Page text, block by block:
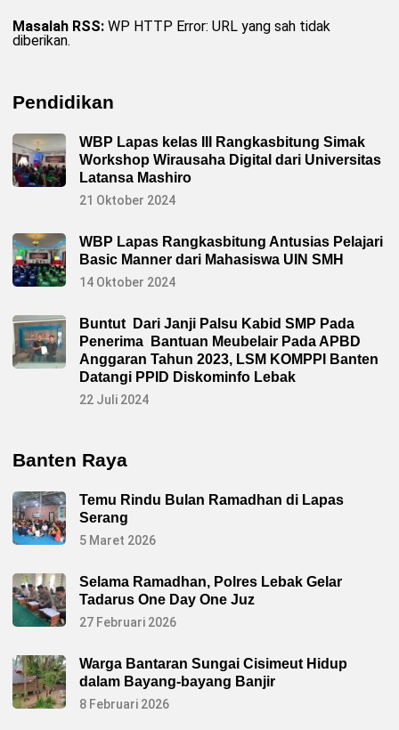
Masalah RSS: WP HTTP Error: URL yang sah tidak
diberikan.
Pendidikan
WBP Lapas kelas III Rangkasbitung Simak
Workshop Wirausaha Digital dari Universitas
Latansa Mashiro
21 Oktober 2024
WBP Lapas Rangkasbitung Antusias Pelajari
Basic Manner dari Mahasiswa UIN SMH
14 Oktober 2024
Buntut Dari Janji Palsu Kabid SMP Pada
Penerima Bantuan Meubelair Pada APBD
Anggaran Tahun 2023, LSM KOMPPI Banten
Datangi PPID Diskominfo Lebak
22 Juli 2024
Banten Raya
Temu Rindu Bulan Ramadhan di Lapas
Serang
5 Maret 2026
Selama Ramadhan, Polres Lebak Gelar
Tadarus One Day One Juz
27 Februari 2026
Warga Bantaran Sungai Cisimeut Hidup
dalam Bayang-bayang Banjir
8 Februari 2026